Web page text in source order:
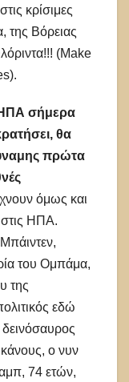
κρίσιμες
της Βόρειας
(Make
ΗΠΑ σήμερα
θα
πρώτα
όμως και
στις ΗΠΑ.
του Ομπάμα,
της
εδώ
δεινόσαυρος
ο νυν
74 ετών,